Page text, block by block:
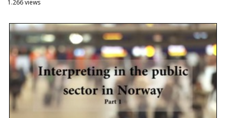
1.266 views